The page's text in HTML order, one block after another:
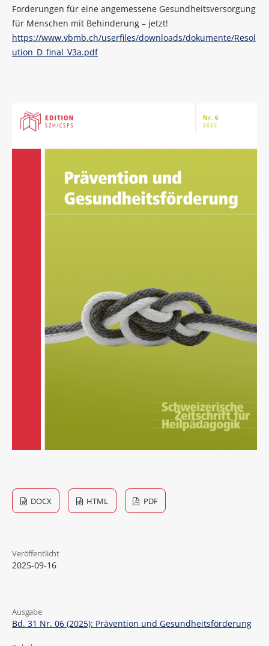
Forderungen für eine angemessene Gesundheitsversorgung
für Menschen mit Behinderung – jetzt!
https://www.vbmb.ch/userfiles/downloads/dokumente/Resol
ution_D_final_V3a.pdf
DOCX HTML PDF
Veröffentlicht
2025-09-16
Ausgabe
Bd. 31 Nr. 06 (2025): Prävention und Gesundheitsförderung